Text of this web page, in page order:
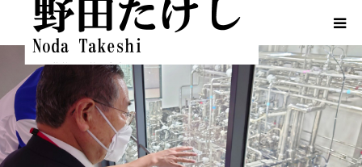
HOME
プロフィール
ふるさとでの実績